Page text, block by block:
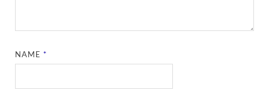
NAME*